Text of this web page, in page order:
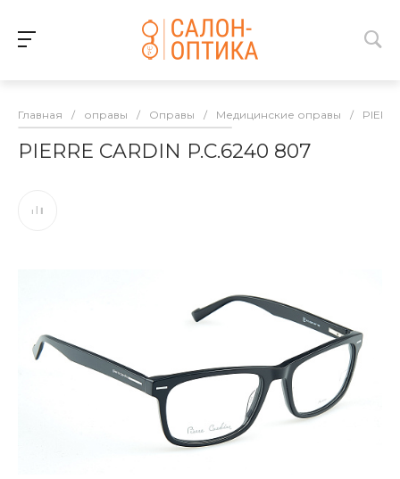
Главная / оправы / Оправы / Медицинские оправы /
PIERRE CARDIN P.C.6240 807